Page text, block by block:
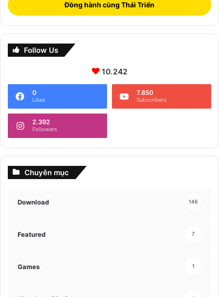
Đồng hành cùng Thái Triển
Follow Us
10.242
0
Likes
7.850
Subscribers
2.392
Followers
Chuyên mục
Download 146
Featured 7
Games 1